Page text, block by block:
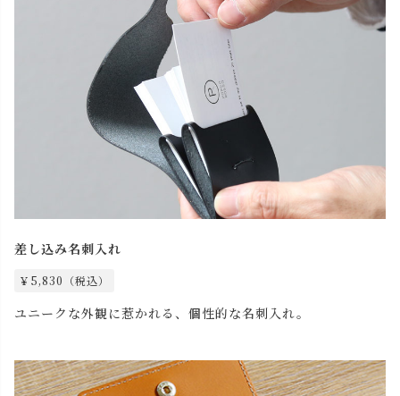
差し込み名刺入れ
￥5,830（税込）
ユニークな外観に惹かれる、個性的な名刺入れ。